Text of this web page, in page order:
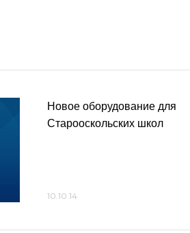
Новое оборудование для
Старооскольских школ
10.10.14